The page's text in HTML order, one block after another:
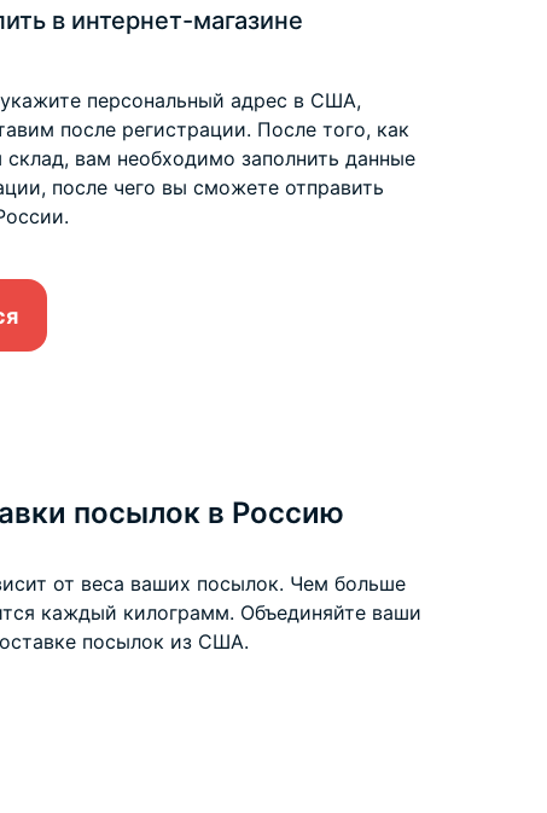
в интернет-магазине
персональный адрес в США,
после регистрации. После того, как
склад, вам необходимо заполнить данные
после чего вы сможете отправить
посылок в Россию
от веса ваших посылок. Чем больше
каждый килограмм. Объединяйте ваши
посылок из США.